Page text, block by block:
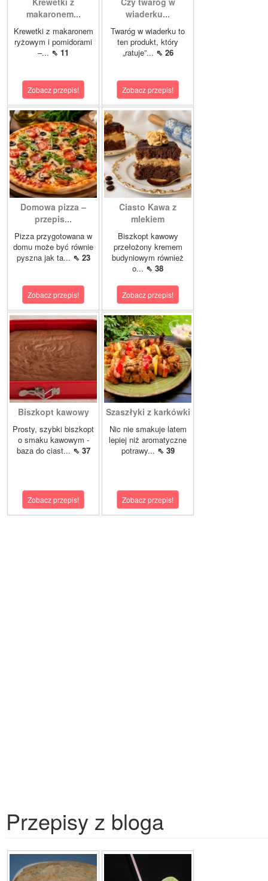
makaronem...
Krewetki z makaronem
ryżowym i pomidorami
–... ⇖ 11
Zobacz przepis!
wiaderku...
Twaróg w wiaderku to
ten produkt, który
„ratuje”... ⇖ 26
Zobacz przepis!
Domowa pizza –
przepis...
Pizza przygotowana w
domu może być równie
pyszna jak ta... ⇖ 23
Zobacz przepis!
Ciasto Kawa z
mlekiem
Biszkopt kawowy
przełożony kremem
budyniowym również
o... ⇖ 38
Zobacz przepis!
Biszkopt kawowy
Prosty, szybki biszkopt
o smaku kawowym -
baza do ciast... ⇖ 37
Zobacz przepis!
Szaszłyki z karkówki
Nic nie smakuje latem
lepiej niż aromatyczne
potrawy... ⇖ 39
Zobacz przepis!
Przepisy z bloga